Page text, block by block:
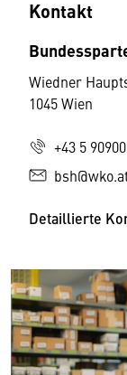
Kontakt
Wiedner
1045 Wien
+43 5
Detaillierte